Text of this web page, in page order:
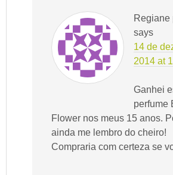
Regiane
says
14 de
2014 at
Ganhei
perfume
Flower nos meus 15 anos.
ainda me lembro do cheiro!
Compraria com certeza se